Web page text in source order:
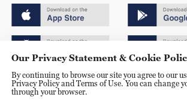
Copyright © 2024 CGTN.
京ICP备20000184号
Our Privacy Statement & Cookie
By continuing to browse our site you agree to our
Privacy Policy and Terms of Use. You can change
through your browser.